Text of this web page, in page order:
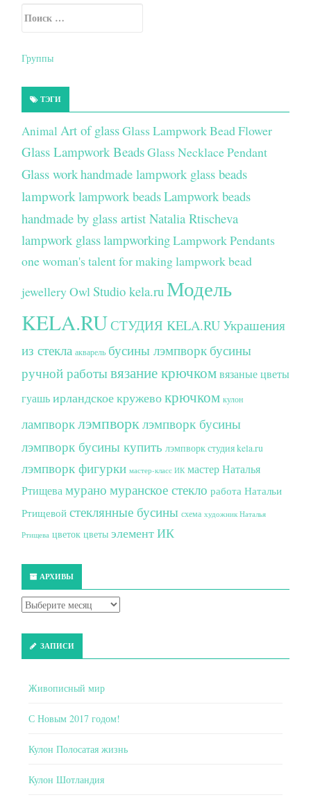
Secondary Sidebar
Искать:
Группы
ТЭГИ
Animal Art of glassGlass Lampwork Bead Flower
Glass Lampwork BeadsGlass Necklace Pendant
Glass workhandmade lampwork glass beads
lampwork lampwork beadsLampwork beads
handmade by glass artist Natalia Rtischeva
lampwork glasslampworkingLampwork Pendants
one woman's talent for making lampwork bead
jewelleryOwl Studio kela.ru Модель
KELA.RUСТУДИЯ KELA.RUУкрашения
из стекла акварель бусины лэмпворк бусины
ручной работывязание крючкомвязаные цветы
гуашьирландское кружевокрючком кулон
лампворклэмпворк лэмпворк бусины
лэмпворк бусины купить лэмпворк студия kela.ru
лэмпворк фигурки мастер-класс ИК мастер Наталья
Ртищевамурано муранское стекло работа Натальи
Ртищевой стеклянные бусины схема художник Наталья
Ртищева цветок цветы элемент ИК
АРХИВЫ
ЗАПИСИ
Живописный мир
С Новым 2017 годом!
Кулон Полосатая жизнь
Кулон Шотландия